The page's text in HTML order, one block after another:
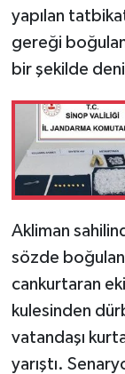
yapılan
gereği
bir şekilde
Akliman
sözde
cankurtaran
kulesinden
vatandaşı
yarıştı.